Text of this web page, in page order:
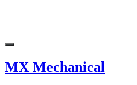
MX Mechanical